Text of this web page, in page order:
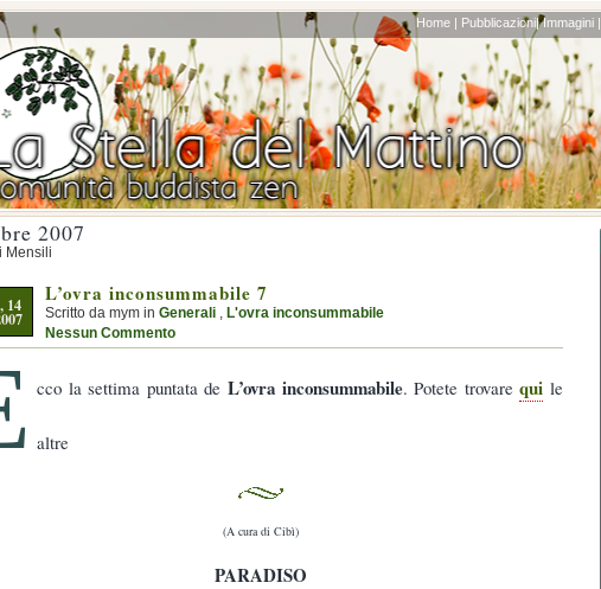
Home | Pubblicazioni| Immagini |
2007
Mensili
14 L’ovra inconsummabile 7
Scritto da mym in Generali
L'ovra inconsummabile
Nessun Commento
cco la settima puntata de L’ovra inconsummabile. Potete trovarequi le
altre
(A cura di Cibì)
PARADISO